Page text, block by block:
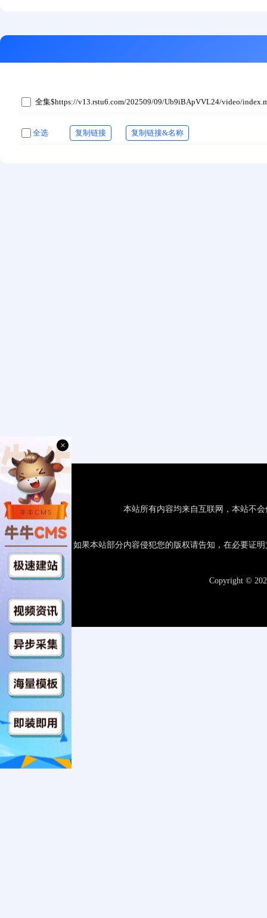
全集$https://v13.rstu6.com/202509/09/Ub9iBApVVL24/video/
全选 复制链接 复制链接&名称
本站所有内容均来自互联网，本站不
如果本站部分内容侵犯您的版权请告知，在必要证
Copyright ©
×